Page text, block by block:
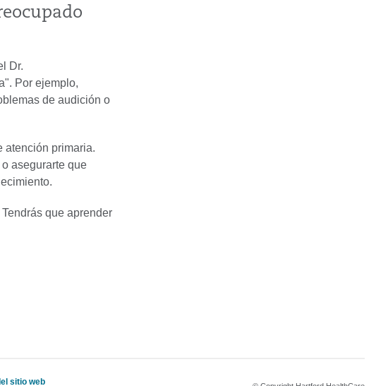
Dr.
Por ejemplo,
de audición o
atención primaria.
asegurarte que
que aprender
sitio web